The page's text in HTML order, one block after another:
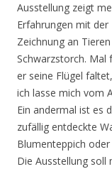
Ausstellung zeigt
Erfahrungen mit
Zeichnung an
Schwarzstorch. Mal
er seine Flügel
ich lasse mich vom
Ein andermal ist es
zufällig entdeckte
Blumenteppich
Die Ausstellung soll